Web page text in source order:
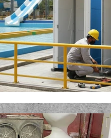
Fiberglass
Jacket Box Storage